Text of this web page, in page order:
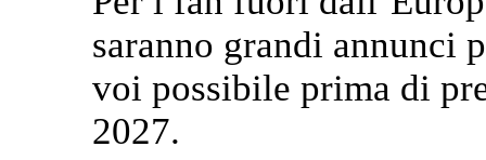
saranno grandi annunci
voi possibile prima di
2027.